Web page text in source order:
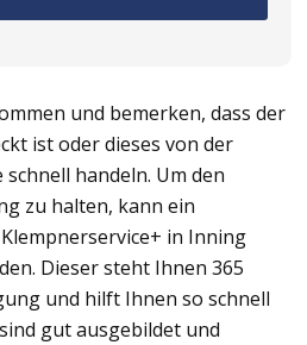
und bemerken, dass der
ist oder dieses von der
handeln. Um den
zu halten, kann ein
in Inning
Dieser steht Ihnen 365
und hilft Ihnen so schnell
gut ausgebildet und